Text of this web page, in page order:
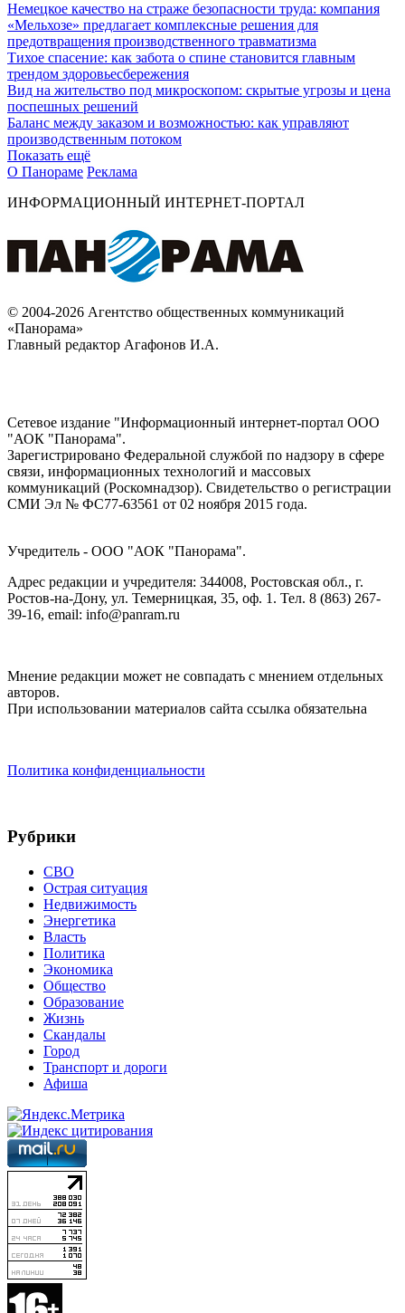
Немецкое качество на страже безопасности труда: компания
«Мельхозе» предлагает комплексные решения для
предотвращения производственного травматизма
Тихое спасение: как забота о спине становится главным
трендом здоровьесбережения
Вид на жительство под микроскопом: скрытые угрозы и цена
поспешных решений
Баланс между заказом и возможностью: как управляют
производственным потоком
Показать ещё
О Панораме Реклама
ИНФОРМАЦИОННЫЙ ИНТЕРНЕТ-ПОРТАЛ
© 2004-2026 Агентство общественных коммуникаций
«Панорама»
Главный редактор Агафонов И.А.
Сетевое издание "Информационный интернет-портал ООО
"АОК "Панорама".
Зарегистрировано Федеральной службой по надзору в сфере
связи, информационных технологий и массовых
коммуникаций (Роскомнадзор). Cвидетельство о регистрации
СМИ Эл № ФС77-63561 от 02 ноября 2015 года.
Учредитель - ООО "АОК "Панорама".
Адрес редакции и учредителя: 344008, Ростовская обл., г.
Ростов-на-Дону, ул. Темерницкая, 35, оф. 1. Тел. 8 (863) 267-
39-16, email: info@panram.ru
Мнение редакции может не совпадать с мнением отдельных
авторов.
При использовании материалов сайта ссылка обязательна
Политика конфиденциальности
Рубрики
СВО
Острая ситуация
Недвижимость
Энергетика
Власть
Политика
Экономика
Общество
Образование
Жизнь
Скандалы
Город
Транспорт и дороги
Афиша